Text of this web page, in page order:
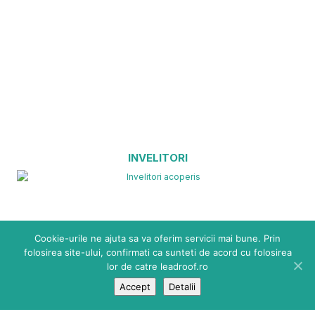
INVELITORI
Cookie-urile ne ajuta sa va oferim servicii mai bune. Prin
folosirea site-ului, confirmati ca sunteti de acord cu folosirea
lor de catre leadroof.ro
Accept
Detalii